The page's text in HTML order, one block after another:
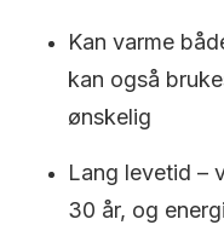
Kan varme
kan også
ønskelig
Lang levetid –
30 år, og